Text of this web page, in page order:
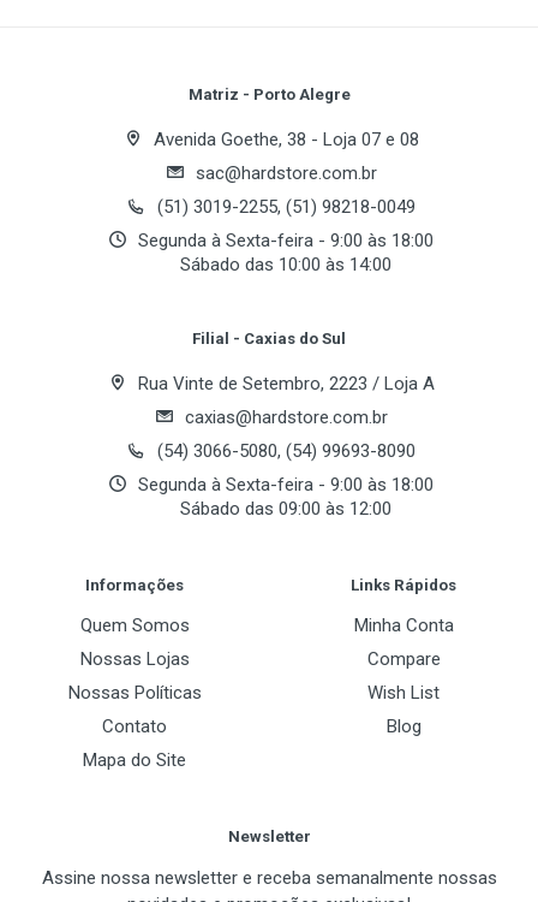
Até 300x300dpi
Até 110 páginas
15 cpm
Até 600x600dpi
Sim
Sim
Sim
Sim
Sim
Sim , via ADF
30 folhas
1 ano balcão
110V
Your Name
Email Address
Matriz - Porto Alegre
Avenida Goethe, 38 - Loja 07 e 08
sac@hardstore.com.br
(51) 3019-2255, (51) 98218-0049
Segunda à Sexta-feira - 9:00 às 18:00
Sábado das 10:00 às 14:00
Filial - Caxias do Sul
Rua Vinte de Setembro, 2223 / Loja A
caxias@hardstore.com.br
(54) 3066-5080, (54) 99693-8090
Segunda à Sexta-feira - 9:00 às 18:00
Sábado das 09:00 às 12:00
Informações
Quem Somos
Nossas Lojas
Nossas Políticas
Contato
Mapa do Site
Links Rápidos
Minha Conta
Compare
Wish List
Blog
Newsletter
Assine nossa newsletter e receba semanalmente nossas